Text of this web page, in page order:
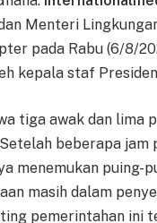
Menteri
pada Rabu (6/8/
kepala staf
tiga awak dan lima
beberapa
menemukan
masih dalam
pemerintahan ini